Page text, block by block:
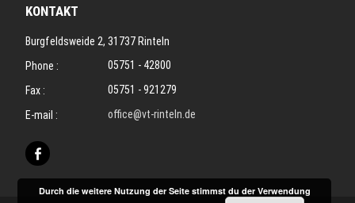
KONTAKT
Burgfeldsweide 2, 31737 Rinteln
Phone :
05751 - 42800
Fax :
05751 - 921279
E-mail :
office@vt-rinteln.de
Durch die weitere Nutzung der Seite stimmst du der Verwendung